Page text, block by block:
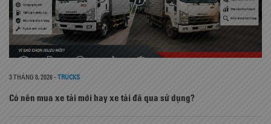
3 THÁNG 8, 2026- TRUCKS
Có nên mua xe tải mới hay xe tải đã qua sử dụng?